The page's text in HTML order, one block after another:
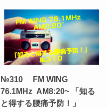
№310 FM WING
76.1MHz AM8:20~ 「知る
と得する腰痛予防！」